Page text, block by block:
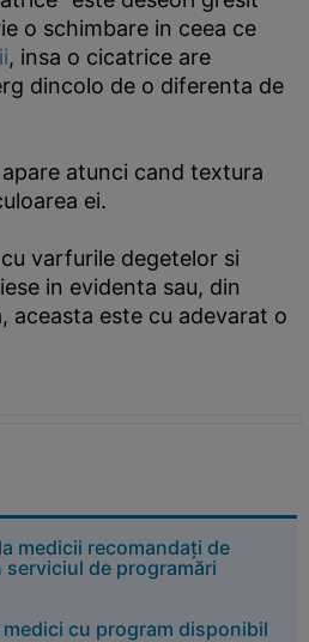
o schimbare in ceea ce
, insa o cicatrice are
dincolo de o diferenta de
atunci cand textura
ei.
varfurile degetelor si
in evidenta sau, din
aceasta este cu adevarat o
medicii recomandați de
de programări
cu program disponibil